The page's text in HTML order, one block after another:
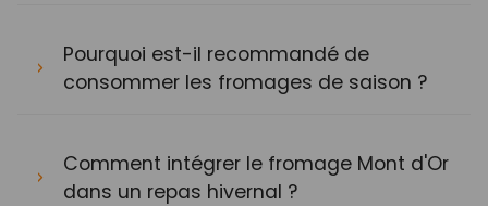
Pourquoi est-il recommandé de
consommer les fromages de saison ?
Comment intégrer le fromage Mont d'Or
dans un repas hivernal ?